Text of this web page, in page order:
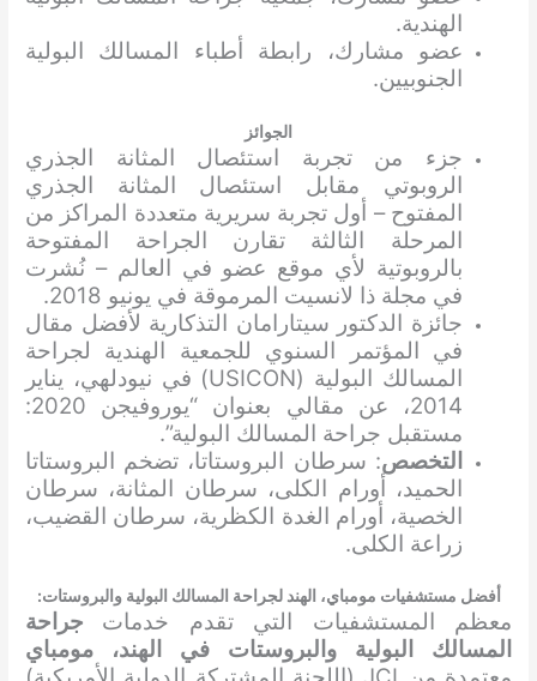
الهندية.
عضو مشارك، رابطة أطباء المسالك البولية
الجنوبيين.
الجوائز
جزء من تجربة استئصال المثانة الجذري
الروبوتي مقابل استئصال المثانة الجذري
المفتوح – أول تجربة سريرية متعددة المراكز من
المرحلة الثالثة تقارن الجراحة المفتوحة
بالروبوتية لأي موقع عضو في العالم – نُشرت
في مجلة ذا لانسيت المرموقة في يونيو 2018.
جائزة الدكتور سيتارامان التذكارية لأفضل مقال
في المؤتمر السنوي للجمعية الهندية لجراحة
المسالك البولية (USICON) في نيودلهي، يناير
2014، عن مقالي بعنوان “يوروفيجن 2020:
مستقبل جراحة المسالك البولية”.
التخصص: سرطان البروستاتا، تضخم البروستاتا
الحميد، أورام الكلى، سرطان المثانة، سرطان
الخصية، أورام الغدة الكظرية، سرطان القضيب،
زراعة الكلى.
أفضل مستشفيات مومباي، الهند لجراحة المسالك البولية والبروستات:
معظم المستشفيات التي تقدم خدمات جراحة
المسالك البولية والبروستات في الهند، مومباي